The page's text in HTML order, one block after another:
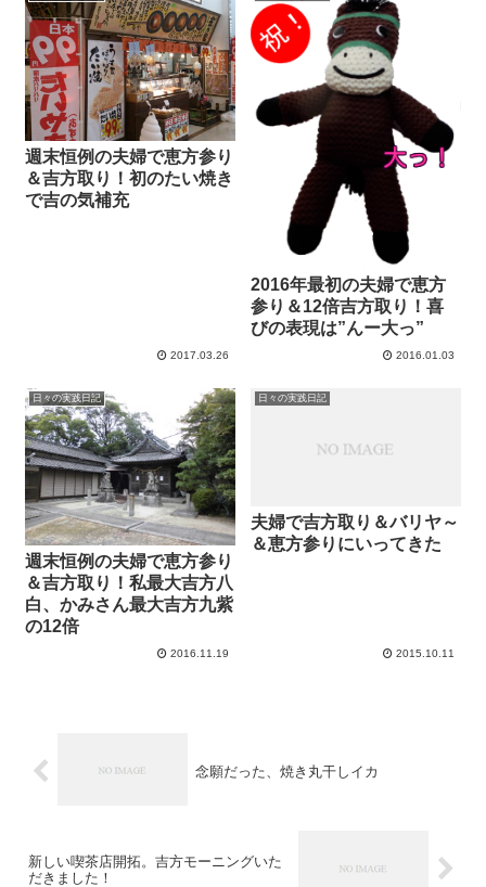
週末恒例の夫婦で恵方参り
＆吉方取り！初のたい焼き
で吉の気補充
2017.03.26
2016年最初の夫婦で恵方
参り＆12倍吉方取り！喜
びの表現は”んー大っ”
2016.01.03
日々の実践日記
週末恒例の夫婦で恵方参り
＆吉方取り！私最大吉方八
白、かみさん最大吉方九紫
の12倍
2016.11.19
日々の実践日記
夫婦で吉方取り＆バリヤ～
＆恵方参りにいってきた
2015.10.11
念願だった、焼き丸干しイカ
新しい喫茶店開拓。吉方モーニングいた
だきました！